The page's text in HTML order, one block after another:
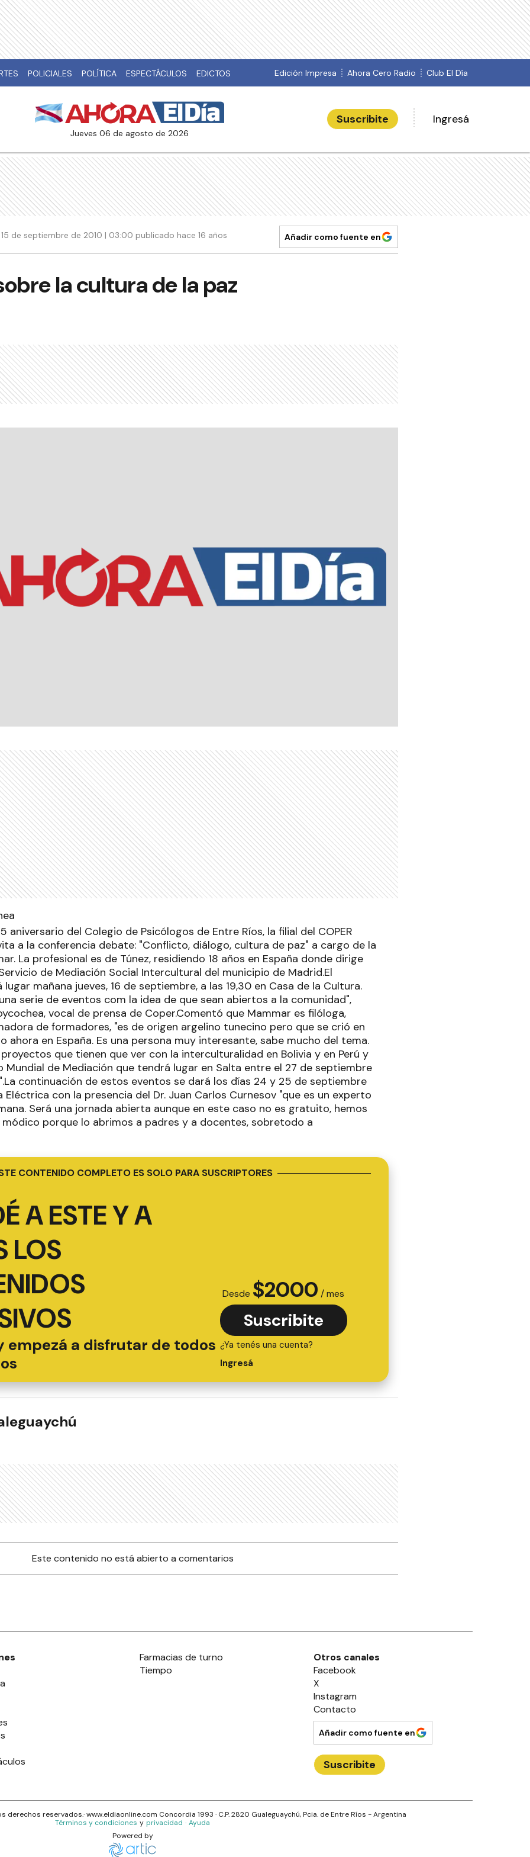
POLICIALES POLÍTICA ESPECTÁCULOS EDICTOS Edición Impresa Ahora Cero Radio Club El Día
jueves 06 de agosto de 2026
Suscribite Ingresá
15 de septiembre de 2010 | 03:00 publicado hace 16 años Añadir como fuente en
la cultura de la paz
aniversario del Colegio de Psicólogos de Entre Ríos, la filial del COPER
a la conferencia debate: "Conflicto, diálogo, cultura de paz" a cargo de la
La profesional es de Túnez, residiendo 18 años en España donde dirige
de Mediación Social Intercultural del municipio de Madrid.El
mañana jueves, 16 de septiembre, a las 19,30 en Casa de la Cultura.
serie de eventos com la idea de que sean abiertos a la comunidad",
vocal de prensa de Coper.Comentó que Mammar es filóloga,
de formadores, "es de origen argelino tunecino pero que se crió en
ahora en España. Es una persona muy interesante, sabe mucho del tema.
que tienen que ver con la interculturalidad en Bolivia y en Perú y
Mundial de Mediación que tendrá lugar en Salta entre el 27 de septiembre
continuación de estos eventos se dará los días 24 y 25 de septiembre
con la presencia del Dr. Juan Carlos Curnesov "que es un experto
Será una jornada abierta aunque en este caso no es gratuito, hemos
porque lo abrimos a padres y a docentes, sobretodo a
CONTENIDO COMPLETO ES SOLO PARA SUSCRIPTORES
A ESTE Y A
LOS
empezá a disfrutar de todos
Desde $2000 / mes
Suscribite
¿Ya tenés una cuenta?
Ingresá
Este contenido no está abierto a comentarios
Farmacias de turno
Tiempo
Otros canales
Facebook
X
Instagram
Contacto
Añadir como fuente en
Suscribite
derechos reservados.· www.eldiaonline.com Concordia 1993 · C.P.2820 Gualeguaychú, Pcia. de Entre Ríos - Argentina
Términos y condiciones y privacidad · Ayuda
Powered by